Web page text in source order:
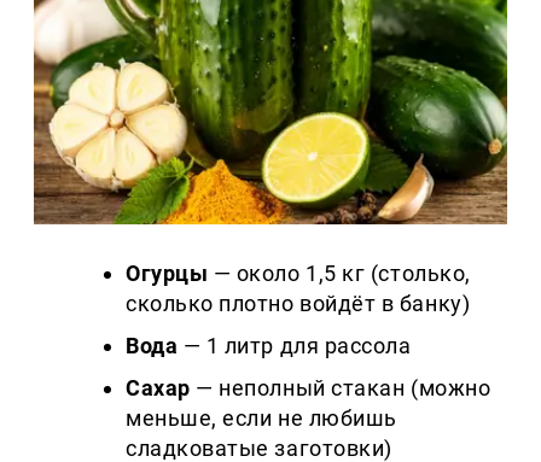
Огурцы — около 1,5 кг (столько,
сколько плотно войдёт в банку)
Вода — 1 литр для рассола
Сахар — неполный стакан (можно
меньше, если не любишь
сладковатые заготовки)